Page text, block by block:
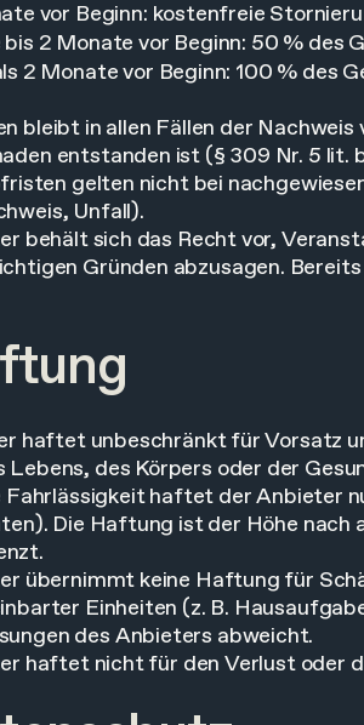
vor Beginn: kostenfreie
2 Monate vor Beginn: 50 % des
2 Monate vor Beginn: 100 % des
bleibt in allen Fällen der
entstanden ist (§ 309 Nr. 5 lit.
gelten nicht bei
Unfall).
behält sich das Recht vor,
Gründen abzusagen.
haftet unbeschränkt für Vorsatz
Lebens, des Körpers oder der
haftet der Anbieter
Die Haftung ist der Höhe
übernimmt keine Haftung für
Einheiten (z. B.
des Anbieters abweicht.
haftet nicht für den Verlust oder